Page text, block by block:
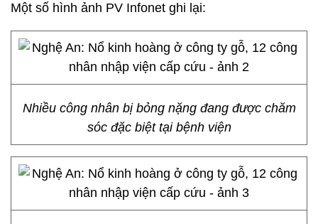
Một số hình ảnh PV Infonet ghi lại:
Nhiều công nhân bị bỏng nặng đang được chăm
sóc đặc biệt tại bệnh viện